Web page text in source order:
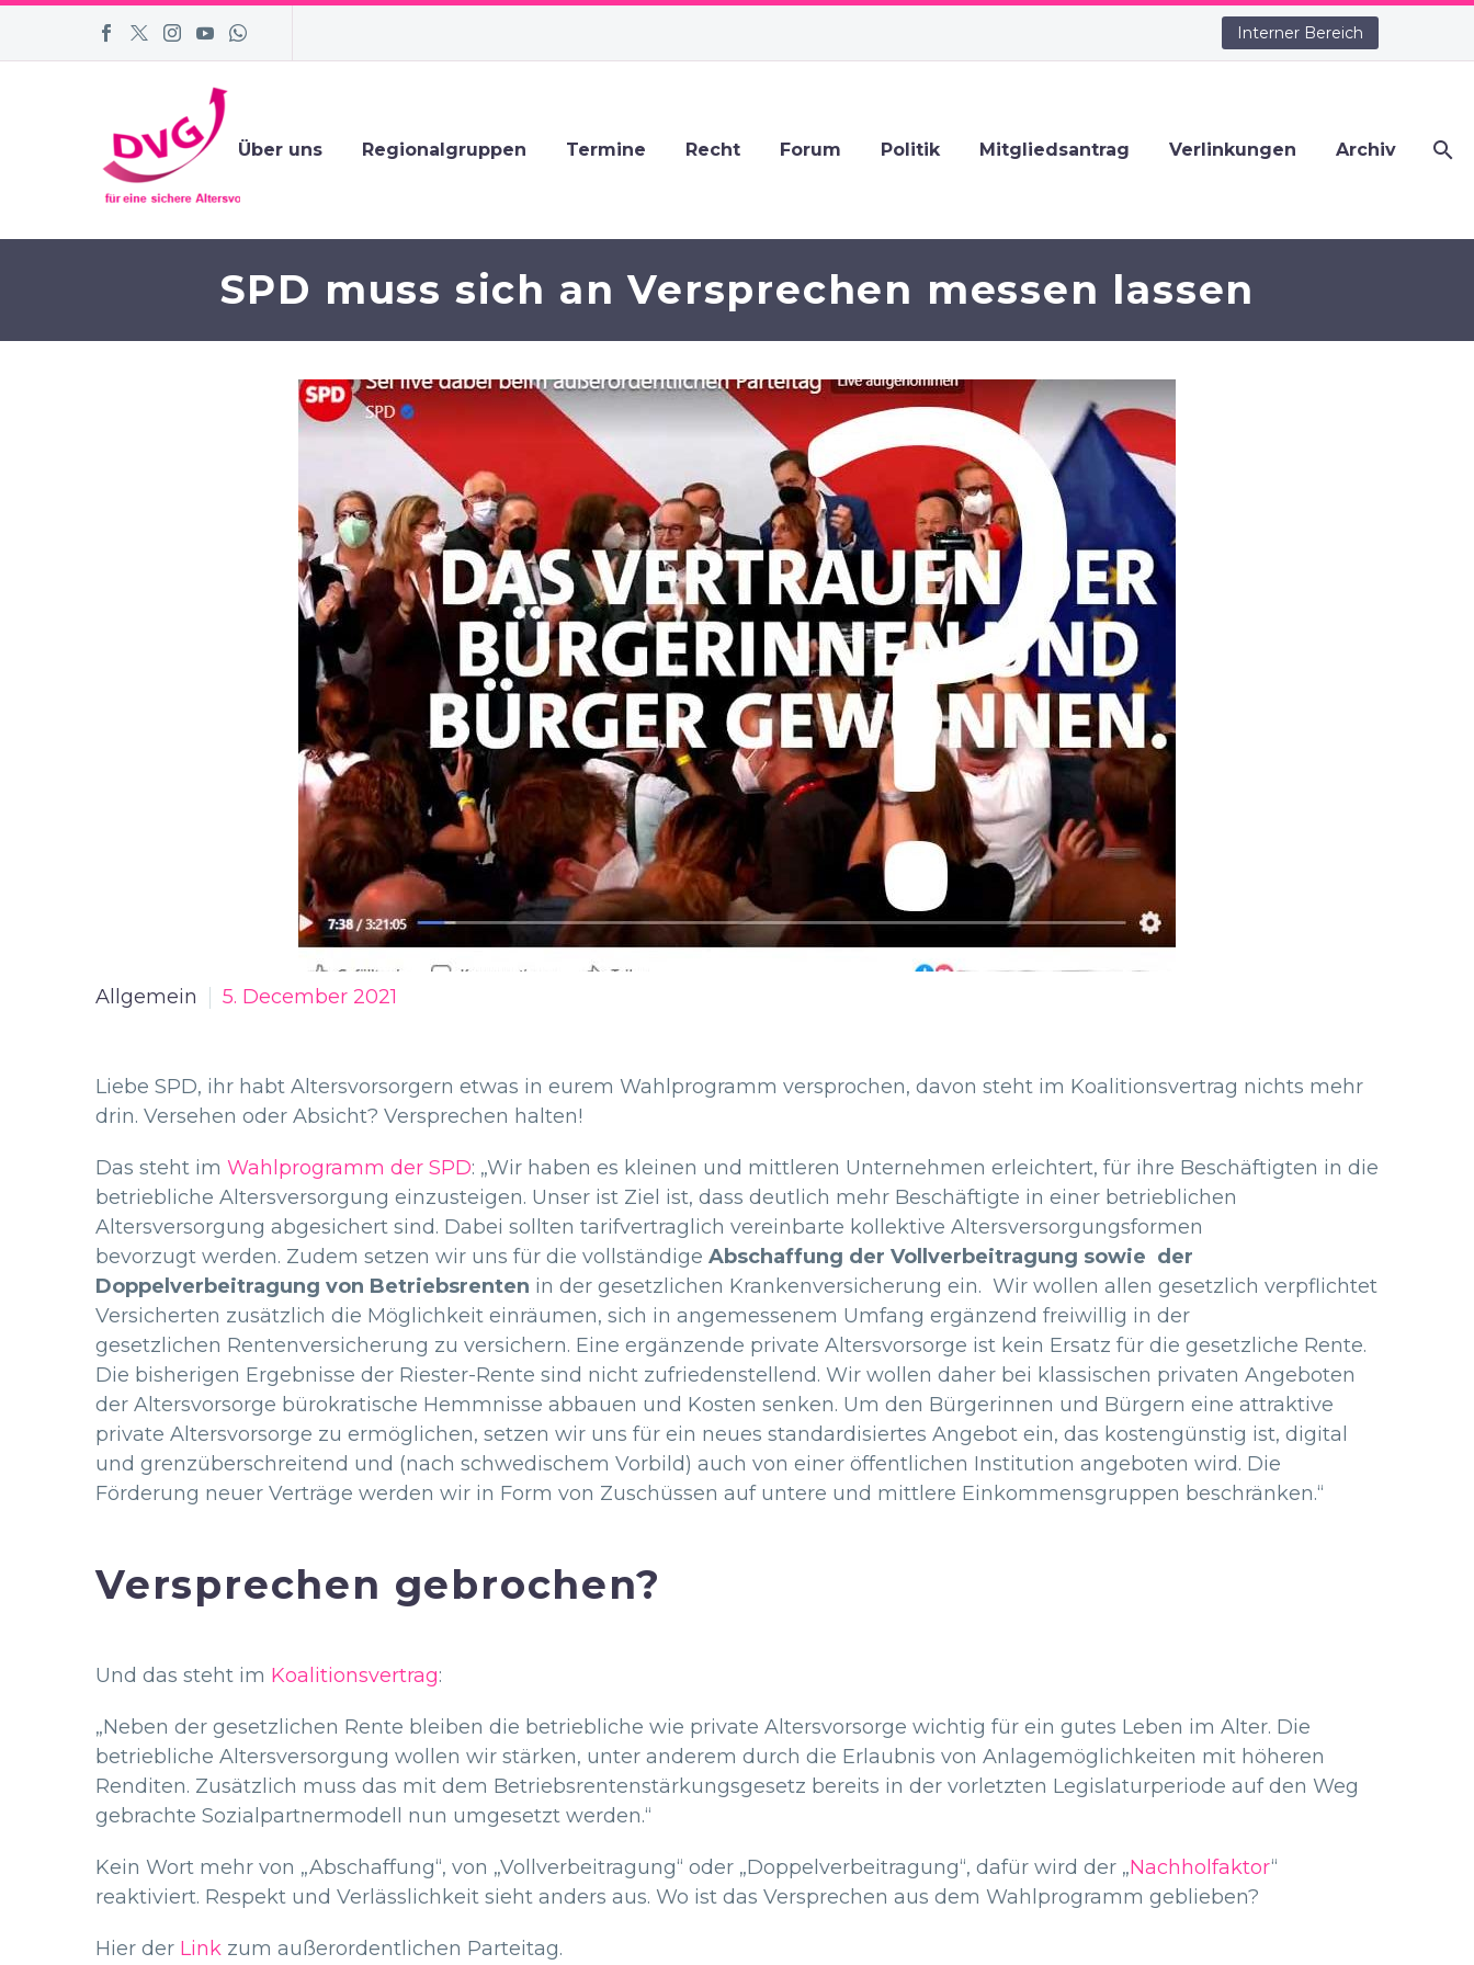
Interner Bereich
Über uns Regionalgruppen Termine Recht Forum Politik Mitgliedsantrag Verlinkungen Archiv
SPD muss sich an Versprechen messen lassen
Allgemein 5. December 2021
Liebe SPD, ihr habt Altersvorsorgern etwas in eurem Wahlprogramm versprochen, davon steht im Koalitionsvertrag nichts mehr
drin. Versehen oder Absicht? Versprechen halten!
Das steht im Wahlprogramm der SPD: „Wir haben es kleinen und mittleren Unternehmen erleichtert, für ihre Beschäftigten in die
betriebliche Altersversorgung einzusteigen. Unser ist Ziel ist, dass deutlich mehr Beschäftigte in einer betrieblichen
Altersversorgung abgesichert sind. Dabei sollten tarifvertraglich vereinbarte kollektive Altersversorgungsformen
bevorzugt werden. Zudem setzen wir uns für die vollständige Abschaffung der Vollverbeitragung sowie der
Doppelverbeitragung von Betriebsrenten in der gesetzlichen Krankenversicherung ein. Wir wollen allen gesetzlich verpflichtet
Versicherten zusätzlich die Möglichkeit einräumen, sich in angemessenem Umfang ergänzend freiwillig in der
gesetzlichen Rentenversicherung zu versichern. Eine ergänzende private Altersvorsorge ist kein Ersatz für die gesetzliche Rente.
Die bisherigen Ergebnisse der Riester-Rente sind nicht zufriedenstellend. Wir wollen daher bei klassischen privaten Angeboten
der Altersvorsorge bürokratische Hemmnisse abbauen und Kosten senken. Um den Bürgerinnen und Bürgern eine attraktive
private Altersvorsorge zu ermöglichen, setzen wir uns für ein neues standardisiertes Angebot ein, das kostengünstig ist, digital
und grenzüberschreitend und (nach schwedischem Vorbild) auch von einer öffentlichen Institution angeboten wird. Die
Förderung neuer Verträge werden wir in Form von Zuschüssen auf untere und mittlere Einkommensgruppen beschränken.“
Versprechen gebrochen?
Und das steht im Koalitionsvertrag:
„Neben der gesetzlichen Rente bleiben die betriebliche wie private Altersvorsorge wichtig für ein gutes Leben im Alter. Die
betriebliche Altersversorgung wollen wir stärken, unter anderem durch die Erlaubnis von Anlagemöglichkeiten mit höheren
Renditen. Zusätzlich muss das mit dem Betriebsrentenstärkungsgesetz bereits in der vorletzten Legislaturperiode auf den Weg
gebrachte Sozialpartnermodell nun umgesetzt werden.“
Kein Wort mehr von „Abschaffung“, von „Vollverbeitragung“ oder „Doppelverbeitragung“, dafür wird der „Nachholfaktor“
reaktiviert. Respekt und Verlässlichkeit sieht anders aus. Wo ist das Versprechen aus dem Wahlprogramm geblieben?
Hier der Link zum außerordentlichen Parteitag.